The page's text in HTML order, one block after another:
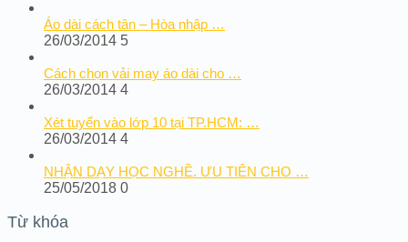
Áo dài cách tân – Hòa nhập …
26/03/2014 5
Cách chọn vải may áo dài cho …
26/03/2014 4
Xét tuyển vào lớp 10 tại TP.HCM: …
26/03/2014 4
NHẬN DẠY HỌC NGHỀ. ƯU TIÊN CHO …
25/05/2018 0
Từ khóa